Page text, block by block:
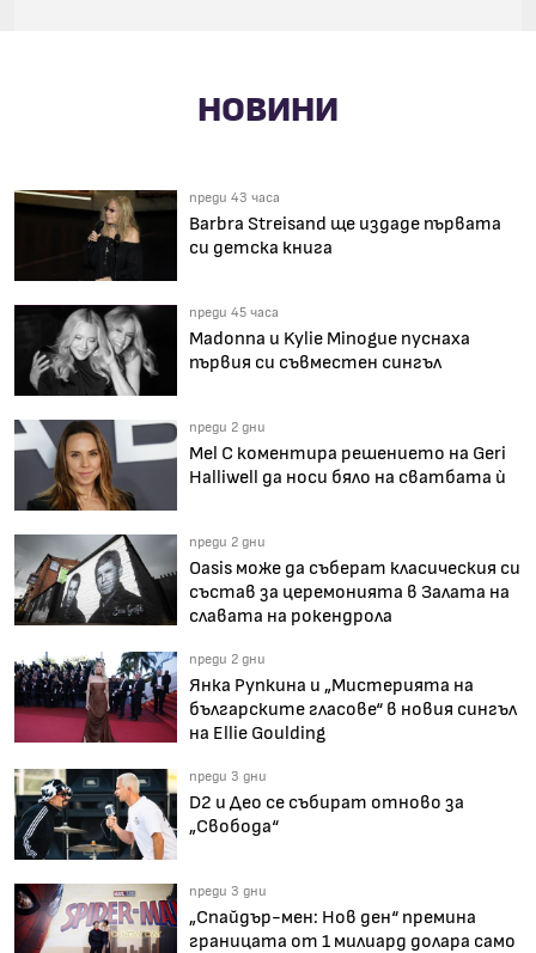
НОВИНИ
преди 43 часа
Barbra Streisand ще издаде първата
си детска книга
преди 45 часа
Madonna и Kylie Minogue пуснаха
първия си съвместен сингъл
преди 2 дни
Mel C коментира решението на Geri
Halliwell да носи бяло на сватбата ѝ
преди 2 дни
Oasis може да съберат класическия си
състав за церемонията в Залата на
славата на рокендрола
преди 2 дни
Янка Рупкина и „Мистерията на
българските гласове“ в новия сингъл
на Ellie Goulding
преди 3 дни
D2 и Део се събират отново за
„Свобода“
преди 3 дни
„Спайдър-мен: Нов ден“ премина
границата от 1 милиард долара само